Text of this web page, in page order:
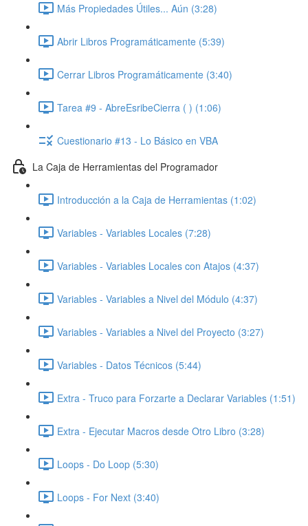
Más Propiedades Útiles... Aún (3:28)
Abrir Libros Programáticamente (5:39)
Cerrar Libros Programáticamente (3:40)
Tarea #9 - AbreEsribeCierra ( ) (1:06)
Cuestionario #13 - Lo Básico en VBA
La Caja de Herramientas del Programador
Introducción a la Caja de Herramientas (1:02)
Variables - Variables Locales (7:28)
Variables - Variables Locales con Atajos (4:37)
Variables - Variables a Nivel del Módulo (4:37)
Variables - Variables a Nivel del Proyecto (3:27)
Variables - Datos Técnicos (5:44)
Extra - Truco para Forzarte a Declarar Variables (1:51)
Extra - Ejecutar Macros desde Otro Libro (3:28)
Loops - Do Loop (5:30)
Loops - For Next (3:40)